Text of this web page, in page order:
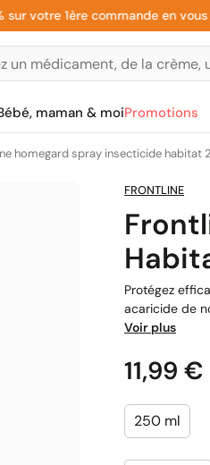
votre 1ère commande en vous
maman & moiPromotions
homegard spray insecticide habitat
FRONTLINE
Protégez
acaricide de
Voir plus
Prix
11,99 €
250 ml